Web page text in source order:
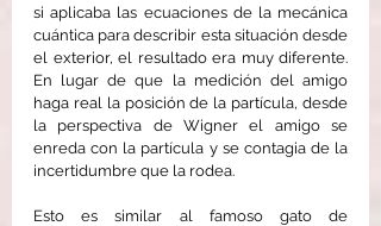
si aplicaba las ecuaciones de la mecánica
cuántica para describir esta situación desde
el exterior, el resultado era muy diferente.
En lugar de que la medición del amigo
haga real la posición de la partícula, desde
la perspectiva de Wigner el amigo se
enreda con la partícula y se contagia de la
incertidumbre que la rodea.
Esto es similar al famoso gato de